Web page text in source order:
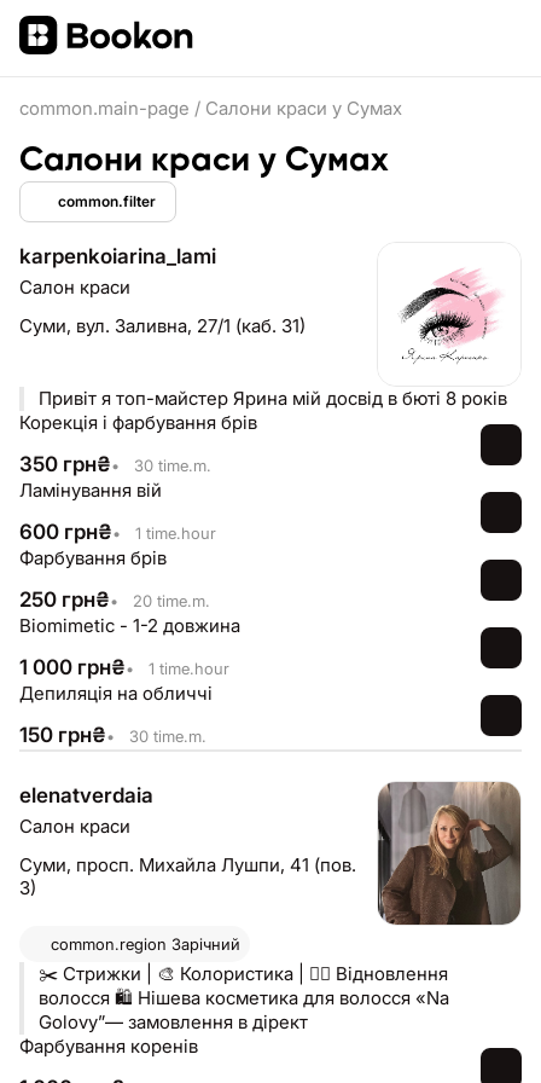
common.main-page / Салони краси у Сумах
Салони краси у Сумах
common.filter
karpenkoiarina_lami
Салон краси
Суми, вул. Заливна, 27/1 (каб. 31)
Привіт я топ-майстер Ярина мій досвід в бюті 8 років
Корекція і фарбування брів
350 грн₴• 30 time.m.
Ламінування вій
600 грн₴• 1 time.hour
Фарбування брів
250 грн₴• 20 time.m.
Biomimetic - 1-2 довжина
1 000 грн₴• 1 time.hour
Депиляція на обличчі
150 грн₴• 30 time.m.
elenatverdaia
Салон краси
Суми, просп. Михайла Лушпи, 41 (пов.
3)
common.region Зарічний
✂️ Стрижки | 🎨 Колористика | 💆‍♀️ Відновлення
волосся 🛍 Нішева косметика для волосся «Na
Golovy”— замовлення в дірект
Фарбування коренів